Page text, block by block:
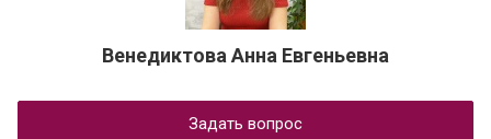
Венедиктова Анна Евгеньевна
Задать вопрос